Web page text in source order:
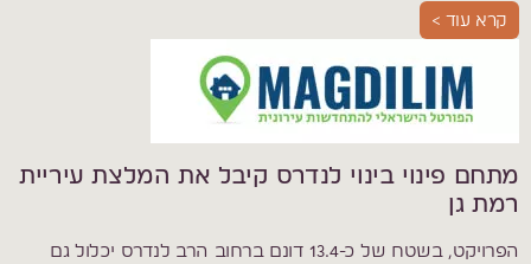
קרא עוד >
מתחם פינוי בינוי לנדרס קיבל את המלצת עיריית
רמת גן
הפרויקט, בשטח של כ-13.4 דונם ברחוב הרב לנדרס יכלול גם